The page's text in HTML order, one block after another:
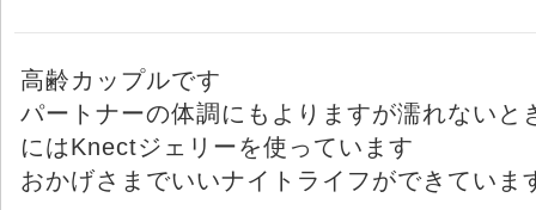
高齢カップルです
パートナーの体調にもよりますが濡れないと
にはKnectジェリーを使っています
おかげさまでいいナイトライフができていま